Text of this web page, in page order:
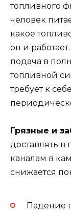
топливного
человек
какое
он и
подача в
топливной
требует к
Грязные и
доставлять
каналам в
снижается
Падение